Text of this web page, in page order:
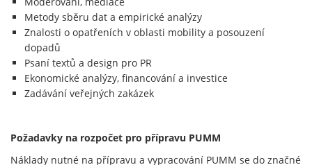
Metody sběru dat a empirické analýzy
Znalosti o opatřeních v oblasti mobility a posouzení
dopadů
Psaní textů a design pro PR
Ekonomické analýzy, financování a investice
Zadávání veřejných zakázek
Požadavky na rozpočet pro přípravu PUMM
Náklady nutné na přípravu a vypracování PUMM se do značné